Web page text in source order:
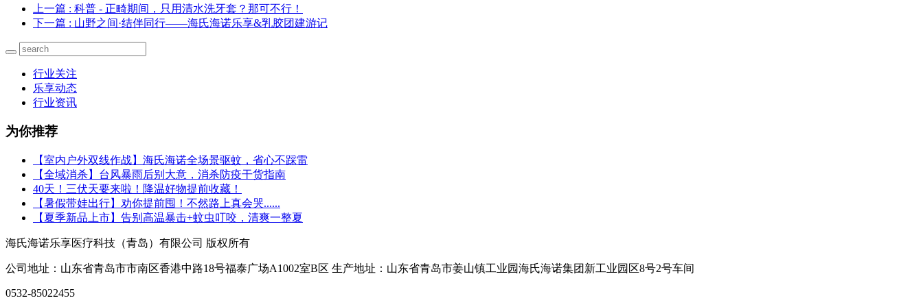
上一篇 : 科普 - 正畸期间，只用清水洗牙套？那可不行！
下一篇 : 山野之间·结伴同行——海氏海诺乐享&乳胶团建游记
行业关注
乐享动态
行业资讯
为你推荐
【室内户外双线作战】海氏海诺全场景驱蚊，省心不踩雷
【全域消杀】台风暴雨后别大意，消杀防疫干货指南
40天！三伏天要来啦！降温好物提前收藏！
【暑假带娃出行】劝你提前囤！不然路上真会哭......
【夏季新品上市】告别高温暴击+蚊虫叮咬，清爽一整夏
海氏海诺乐享医疗科技（青岛）有限公司 版权所有
公司地址：山东省青岛市市南区香港中路18号福泰广场A1002室B区 生产地址：山东省青岛市姜山镇工业园海氏海诺集团新工业园区8号2号车间
0532-85022455